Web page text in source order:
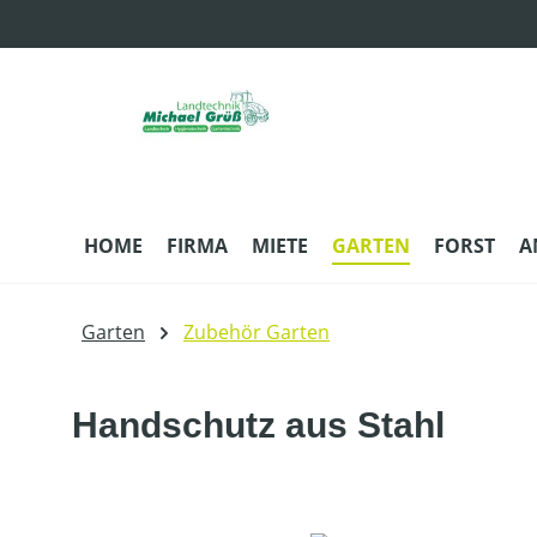
HOME FIRMA MIETE GARTEN FORST
Garten Zubehör Garten
Handschutz aus Stahl